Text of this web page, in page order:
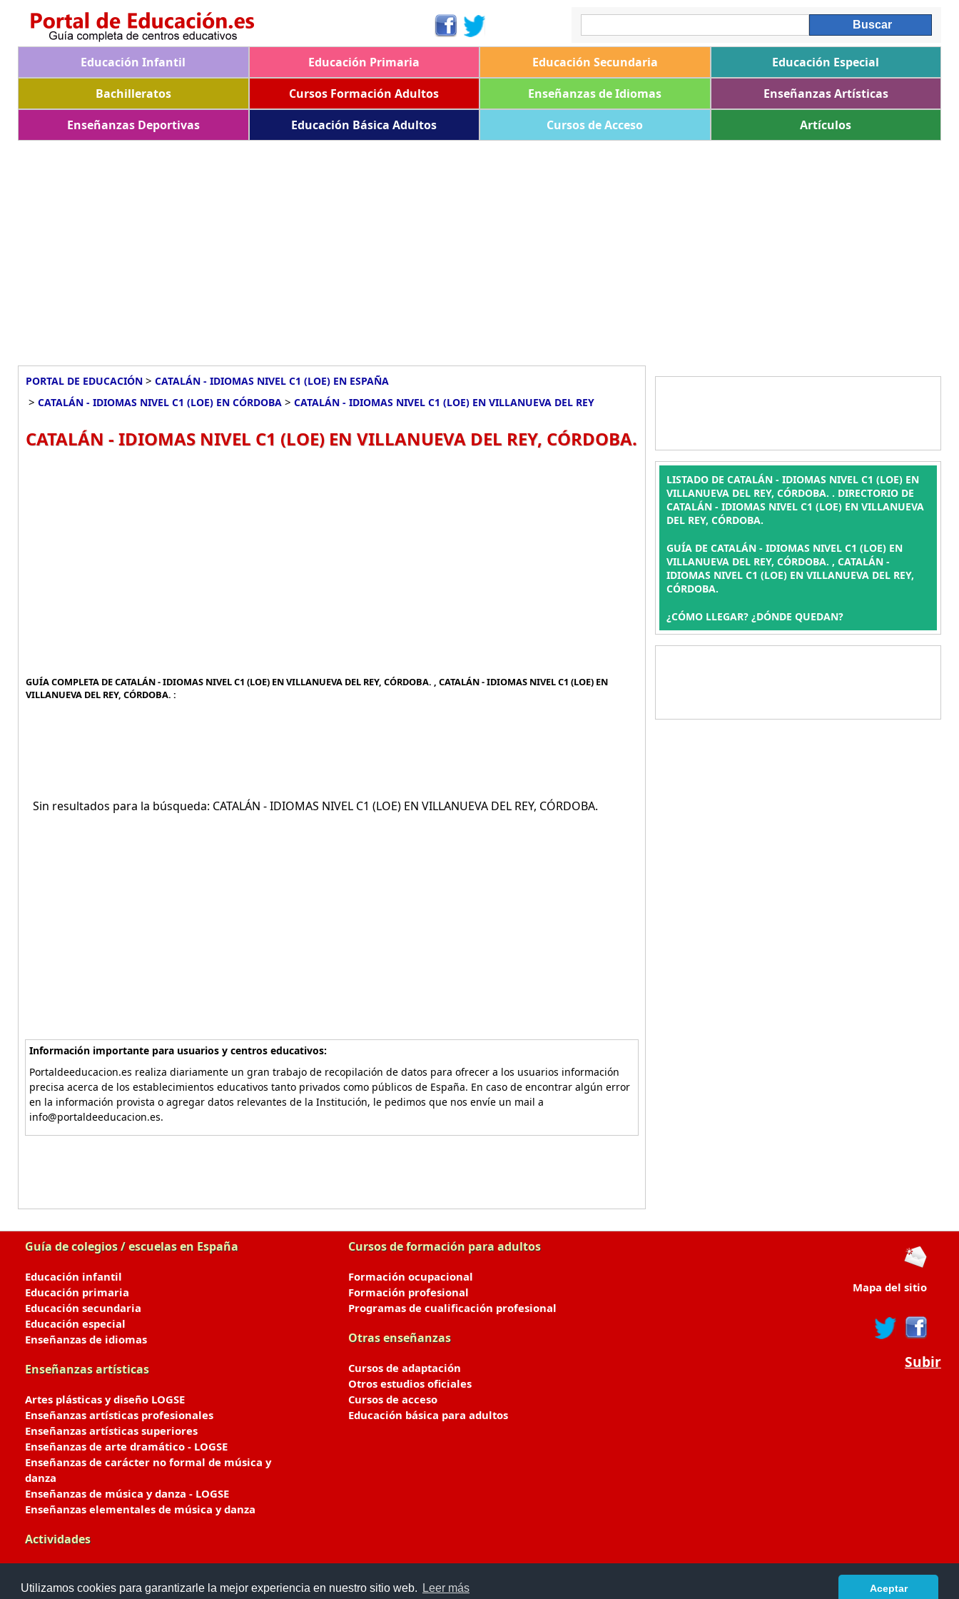
Utilizamos cookies para garantizarle la mejor experiencia en nuestro sitio web. Leer más Aceptar
Educación Infantil Educación Primaria Educación Secundaria
Educación Especial
Bachilleratos
Cursos Formación Adultos Enseñanzas de Idiomas
Enseñanzas Artísticas
Enseñanzas Deportivas
Educación Básica Adultos Cursos de Acceso Artículos
PORTAL DE EDUCACIÓN > CATALÁN - IDIOMAS NIVEL C1 (LOE) EN ESPAÑA
> CATALÁN - IDIOMAS NIVEL C1 (LOE) EN CÓRDOBA > CATALÁN - IDIOMAS NIVEL C1 (LOE) EN VILLANUEVA DEL REY
CATALÁN - IDIOMAS NIVEL C1 (LOE) EN VILLANUEVA DEL REY, CÓRDOBA.
GUÍA COMPLETA DE CATALÁN - IDIOMAS NIVEL C1 (LOE) EN VILLANUEVA DEL REY, CÓRDOBA. , CATALÁN - IDIOMAS NIVEL C1 (LOE) EN
VILLANUEVA DEL REY, CÓRDOBA. :
Sin resultados para la búsqueda: CATALÁN - IDIOMAS NIVEL C1 (LOE) EN VILLANUEVA DEL REY, CÓRDOBA.
Información importante para usuarios y centros educativos:
Portaldeeducacion.es realiza diariamente un gran trabajo de recopilación de datos para ofrecer a los usuarios información
precisa acerca de los establecimientos educativos tanto privados como públicos de España. En caso de encontrar algún error
en la información provista o agregar datos relevantes de la Institución, le pedimos que nos envíe un mail a
info@portaldeeducacion.es.
LISTADO DE CATALÁN - IDIOMAS NIVEL C1 (LOE) EN
VILLANUEVA DEL REY, CÓRDOBA. . DIRECTORIO DE
CATALÁN - IDIOMAS NIVEL C1 (LOE) EN VILLANUEVA
DEL REY, CÓRDOBA.
GUÍA DE CATALÁN - IDIOMAS NIVEL C1 (LOE) EN
VILLANUEVA DEL REY, CÓRDOBA. , CATALÁN -
IDIOMAS NIVEL C1 (LOE) EN VILLANUEVA DEL REY,
CÓRDOBA.
¿CÓMO LLEGAR? ¿DÓNDE QUEDAN?
Guía de colegios / escuelas en España
Educación infantil
Educación primaria
Educación secundaria
Educación especial
Enseñanzas de idiomas
Enseñanzas artísticas
Artes plásticas y diseño LOGSE
Enseñanzas artísticas profesionales
Enseñanzas artísticas superiores
Enseñanzas de arte dramático - LOGSE
Enseñanzas de carácter no formal de música y
danza
Enseñanzas de música y danza - LOGSE
Enseñanzas elementales de música y danza
Actividades
Cursos de formación para adultos
Formación ocupacional
Formación profesional
Programas de cualificación profesional
Otras enseñanzas
Cursos de adaptación
Otros estudios oficiales
Cursos de acceso
Educación básica para adultos
Mapa del sitio
Subir